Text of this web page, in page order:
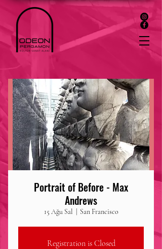
Portrait of Before - Max
Andrews
15 Ağu Sal San Francisco
Registration is Closed